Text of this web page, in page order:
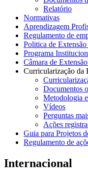
Relatório
Normativas
Aprendizagem
Regulamento de
Politica de
Programa
Câmara de
Curricularização da
Documentos
Metodologia
Vídeos
Perguntas
Ações
Guia para Projetos
Regulamento de
Internacional